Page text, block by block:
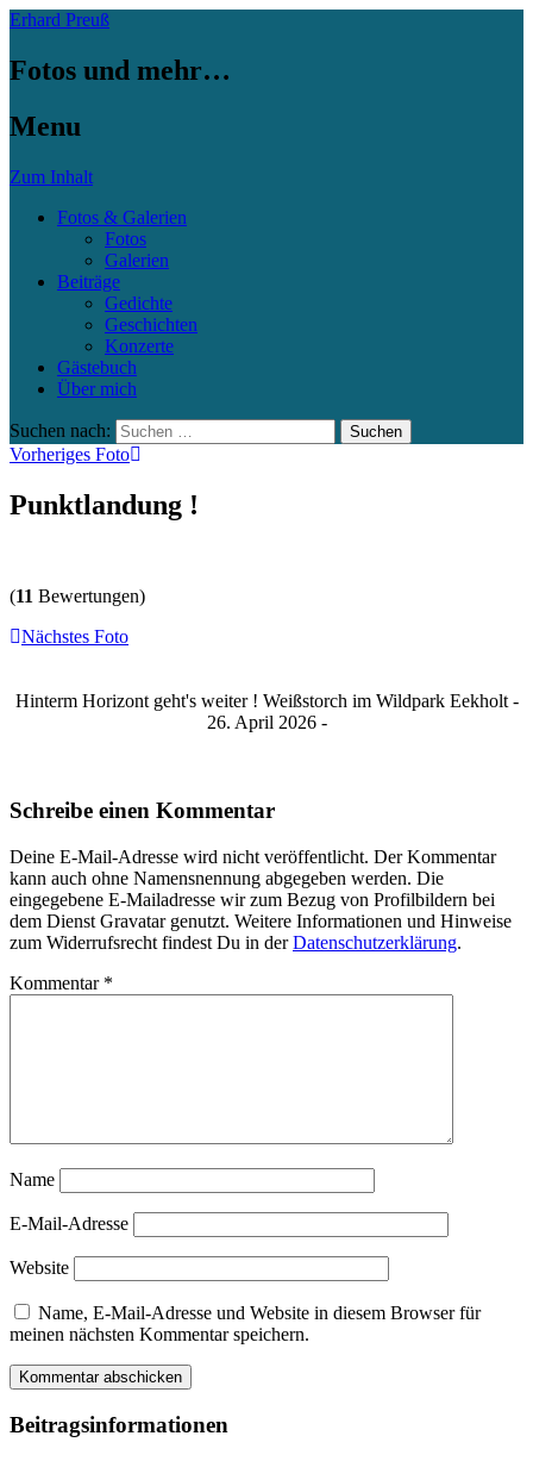
Erhard Preuß
Fotos und mehr…
Menu
Zum Inhalt
Fotos & Galerien
Fotos
Galerien
Beiträge
Gedichte
Geschichten
Konzerte
Gästebuch
Über mich
Suchen nach:
Vorheriges Foto
Punktlandung !
(11 Bewertungen)
Nächstes Foto
Hinterm Horizont geht's weiter ! Weißstorch im Wildpark Eekholt -
26. April 2026 -
Schreibe einen Kommentar
Deine E-Mail-Adresse wird nicht veröffentlicht. Der Kommentar
kann auch ohne Namensnennung abgegeben werden. Die
eingegebene E-Mailadresse wir zum Bezug von Profilbildern bei
dem Dienst Gravatar genutzt. Weitere Informationen und Hinweise
zum Widerrufsrecht findest Du in derDatenschutzerklärung.
Kommentar *
Name
E-Mail-Adresse
Website
Name, E-Mail-Adresse und Website in diesem Browser für
meinen nächsten Kommentar speichern.
Beitragsinformationen